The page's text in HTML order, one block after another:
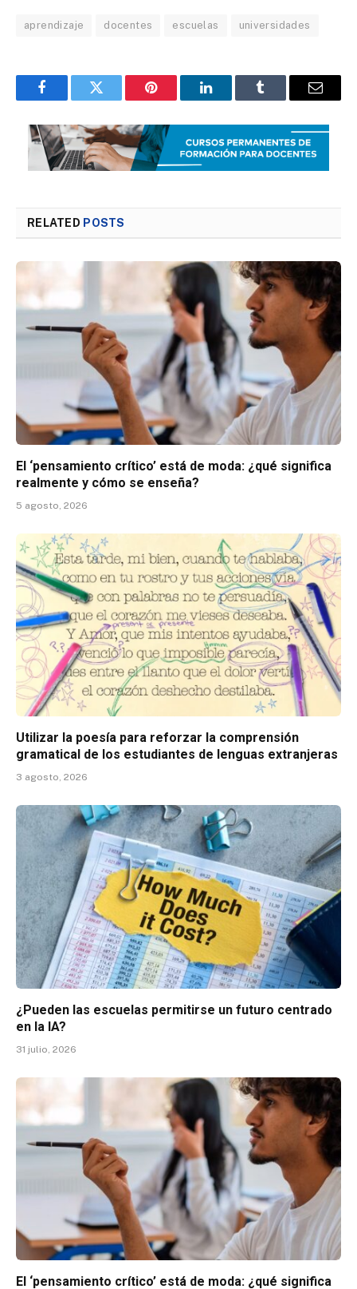
aprendizaje docentes escuelas universidades
FacebookTwitter Pinterest LinkedInTumblr Email
RELATED POSTS
El ‘pensamiento crítico’ está de moda: ¿qué significa
realmente y cómo se enseña?
5 agosto, 2026
Utilizar la poesía para reforzar la comprensión
gramatical de los estudiantes de lenguas extranjeras
3 agosto, 2026
¿Pueden las escuelas permitirse un futuro centrado
en la IA?
31 julio, 2026
El ‘pensamiento crítico’ está de moda: ¿qué significa